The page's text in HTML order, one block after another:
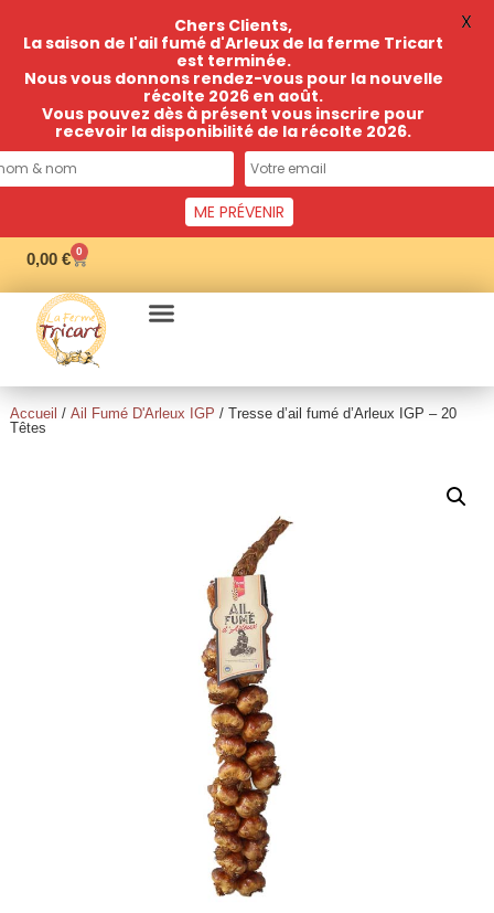
0,00 € 0
Accueil / Ail Fumé D'Arleux IGP / Tresse d’ail fumé d’Arleux IGP – 20
Têtes
Chers Clients,
La saison de l'ail fumé d'Arleux de la ferme Tricart
est terminée.
Nous vous donnons rendez-vous pour la nouvelle
récolte 2026 en août.
Vous pouvez dès à présent vous inscrire pour
recevoir la disponibilité de la récolte 2026.
ME PRÉVENIR
X